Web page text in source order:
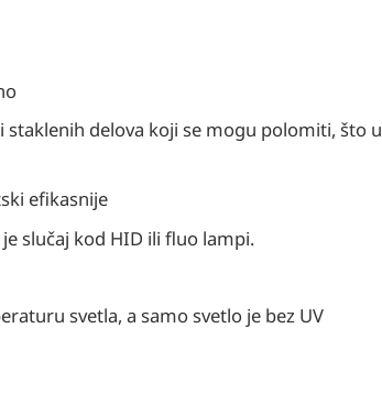
staklenih delova koji se mogu polomiti, što u
efikasnije
slučaj kod HID ili fluo lampi.
svetla, a samo svetlo je bez UV